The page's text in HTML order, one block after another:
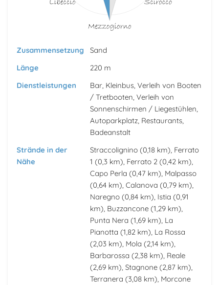
Zusammensetzung
Sand
Länge
220 m
Dienstleistungen
Bar, Kleinbus, Verleih von Booten
/ Tretbooten, Verleih von
Sonnenschirmen / Liegestühlen,
Autoparkplatz, Restaurants,
Badeanstalt
Strände in der
Nähe
Straccolignino (0,18 km), Ferrato
1 (0,3 km), Ferrato 2 (0,42 km),
Capo Perla (0,47 km), Malpasso
(0,64 km), Calanova (0,79 km),
Naregno (0,84 km), Istia (0,91
km), Buzzancone (1,29 km),
Punta Nera (1,69 km), La
Pianotta (1,82 km), La Rossa
(2,03 km), Mola (2,14 km),
Barbarossa (2,38 km), Reale
(2,69 km), Stagnone (2,87 km),
Terranera (3,08 km), Morcone